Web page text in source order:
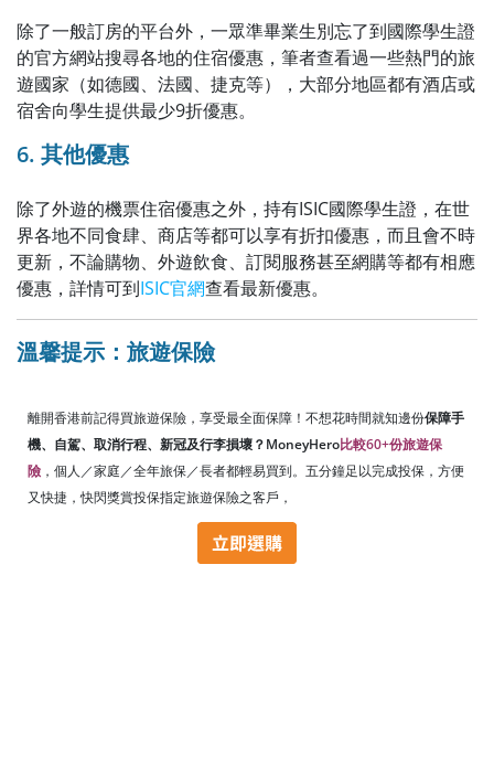
除了一般訂房的平台外，一眾準畢業生別忘了到國際學生證
的官方網站搜尋各地的住宿優惠，筆者查看過一些熱門的旅
遊國家（如德國、法國、捷克等），大部分地區都有酒店或
宿舍向學生提供最少9折優惠。
6. 其他優惠
除了外遊的機票住宿優惠之外，持有ISIC國際學生證，在世
界各地不同食肆、商店等都可以享有折扣優惠，而且會不時
更新，不論購物、外遊飲食、訂閱服務甚至網購等都有相應
優惠，詳情可到ISIC官網查看最新優惠。
溫馨提示：旅遊保險
離開香港前記得買旅遊保險，享受最全面保障！不想花時間就知邊份保障手
機、自駕、取消行程、新冠及行李損壞？MoneyHero比較60+份旅遊保
險 ，個人／家庭／全年旅保／長者都輕易買到。五分鐘足以完成投保，方便
又快捷，快閃獎賞投保指定旅遊保險之客戶，